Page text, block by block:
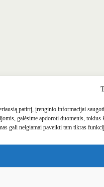
patirtį, įrenginio informacijai
galėsime apdoroti duomenis,
gali neigiamai paveikti tam tikras